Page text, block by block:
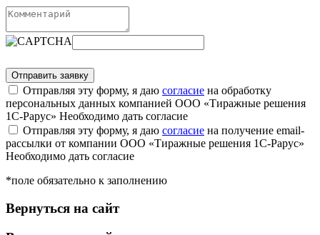
Отправляя эту форму, я даю согласие на обработку
персональных данных компанией ООО «Тиражные решения
1С-Рарус» Необходимо дать согласие
Отправляя эту форму, я даю согласие на получение email-
рассылки от компании ООО «Тиражные решения 1С-Рарус»
Необходимо дать согласие
*поле обязательно к заполнению
Вернуться на сайт